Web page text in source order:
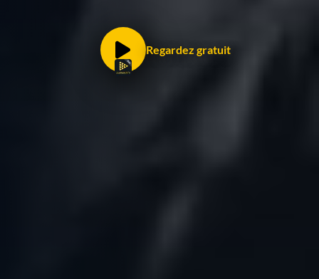
Regardez gratuit